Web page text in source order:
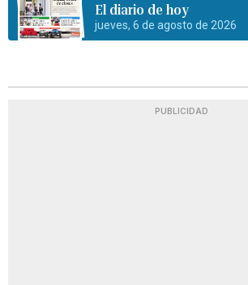
El diario de hoy
jueves, 6 de agosto de 2026
PUBLICIDAD